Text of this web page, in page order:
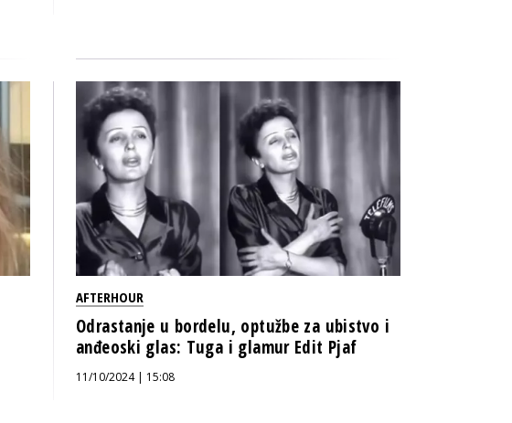
AFTERHOUR
Odrastanje u bordelu, optužbe za ubistvo i
anđeoski glas: Tuga i glamur Edit Pjaf
11/10/2024 | 15:08